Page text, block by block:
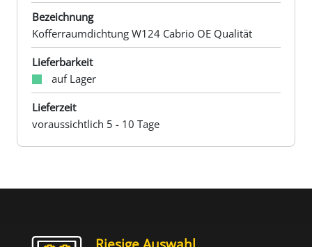
Bezeichnung
Kofferraumdichtung W124 Cabrio OE Qualität
Lieferbarkeit
auf Lager
Lieferzeit
voraussichtlich 5 - 10 Tage